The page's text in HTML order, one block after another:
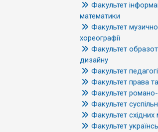
Факультет
математики
Факультет
хореографії
Факультет
дизайну
Факультет
Факультет права
Факультет романо-
Факультет
Факультет східних
Факультет